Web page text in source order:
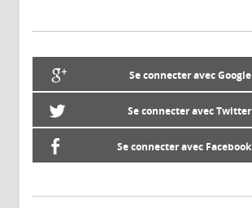
Se connecter avec Google
Se connecter avec Twitter
Se connecter avec Facebook